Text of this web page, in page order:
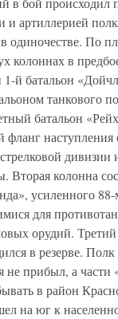
и артиллерией
одиночестве. По
колоннах в
й батальон
танкового
батальон
наступления
дивизии
Вторая колонна
усиленного
для
орудий. Третий
в резерве.
не прибыл, а части
в район
на юг к